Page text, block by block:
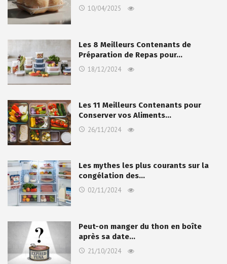
10/04/2025
Les 8 Meilleurs Contenants de
Préparation de Repas pour…
18/12/2024
Les 11 Meilleurs Contenants pour
Conserver vos Aliments…
26/11/2024
Les mythes les plus courants sur la
congélation des…
02/11/2024
Peut-on manger du thon en boîte
après sa date…
21/10/2024